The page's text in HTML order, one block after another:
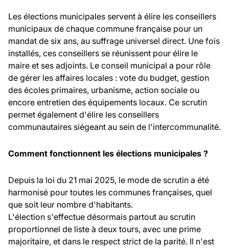
Les élections municipales servent à élire les conseillers
municipaux de chaque commune française pour un
mandat de six ans, au suffrage universel direct. Une fois
installés, ces conseillers se réunissent pour élire le
maire et ses adjoints. Le conseil municipal a pour rôle
de gérer les affaires locales : vote du budget, gestion
des écoles primaires, urbanisme, action sociale ou
encore entretien des équipements locaux. Ce scrutin
permet également d'élire les conseillers
communautaires siégeant au sein de l'intercommunalité.
Comment fonctionnent les élections municipales ?
Depuis la loi du 21 mai 2025, le mode de scrutin a été
harmonisé pour toutes les communes françaises, quel
que soit leur nombre d'habitants.
L'élection s'effectue désormais partout au scrutin
proportionnel de liste à deux tours, avec une prime
majoritaire, et dans le respect strict de la parité. Il n'est